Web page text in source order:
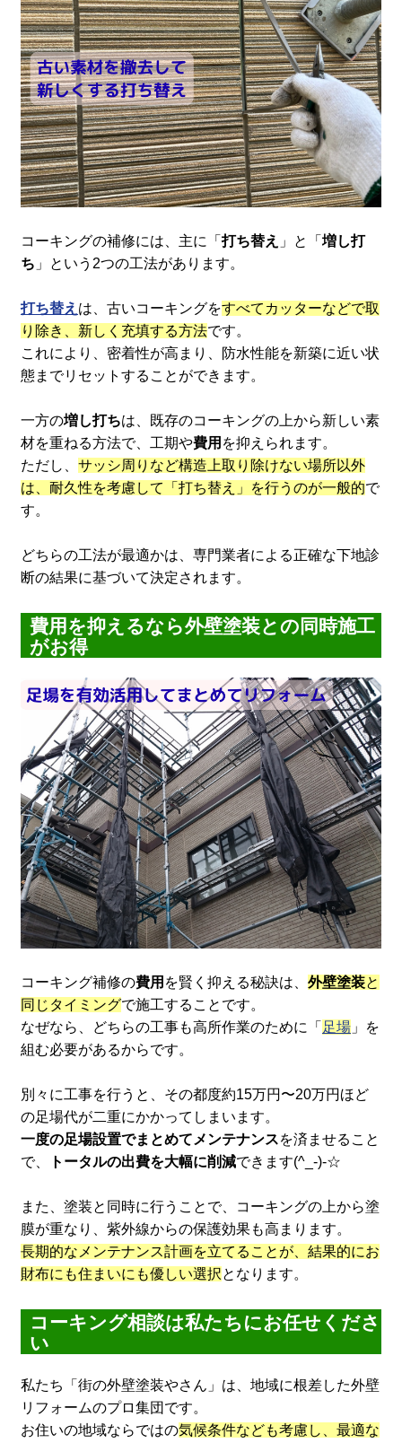
コーキングの補修には、主に「打ち替え 」と「 増し打
ち 」という2つの工法があります。
打ち替え は、古いコーキングをすべてカッターなどで取
り除き、新しく充填する方法です。
これにより、密着性が高まり、防水性能を新築に近い状
態までリセットすることができます。
一方の増し打ちは、既存のコーキングの上から新しい素
材を重ねる方法で、工期や費用 を抑えられます。
ただし、 サッシ周りなど構造上取り除けない場所以外
は、耐久性を考慮して「打ち替え」を行うのが一般的で
す。
どちらの工法が最適かは、専門業者による正確な下地診
断の結果に基づいて決定されます。
費用を抑えるなら外壁塗装との同時施工
がお得
コーキング補修の費用 を賢く抑える秘訣は、 外壁塗装と
同じタイミングで施工することです。
なぜなら、どちらの工事も高所作業のために「 足場 」を
組む必要があるからです。
別々に工事を行うと、その都度約15万円〜20万円ほど
の足場代が二重にかかってしまいます。
一度の足場設置でまとめてメンテナンスを済ませること
で、
トータルの出費を大幅に削減できます(^_-)-☆
また、塗装と同時に行うことで、コーキングの上から塗
膜が重なり、紫外線からの保護効果も高まります。
長期的なメンテナンス計画を立てることが、結果的にお
財布にも住まいにも優しい選択となります。
コーキング相談は私たちにお任せくださ
い
私たち「街の外壁塗装やさん」は、地域に根差した外壁
リフォームのプロ集団です。
お住いの地域ならではの気候条件なども考慮し、最適な